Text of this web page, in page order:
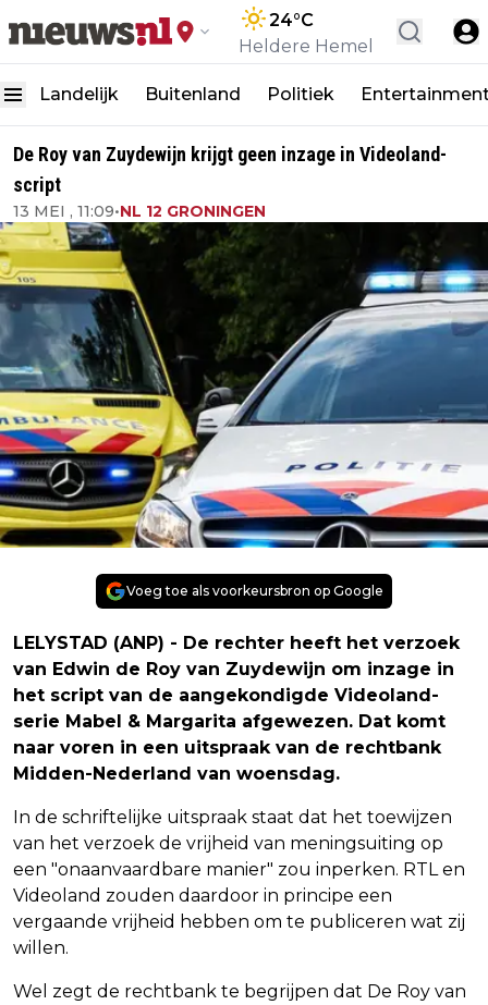
24°C
Heldere Hemel
Landelijk Buitenland Politiek
De Roy van Zuydewijn krijgt geen inzage in Videoland-
script
13 MEI , 11:09•NL 12 GRONINGEN
Voeg toe als voorkeursbron op Google
LELYSTAD (ANP) - De rechter heeft het verzoek
van Edwin de Roy van Zuydewijn om inzage in
het script van de aangekondigde Videoland-
serie Mabel & Margarita afgewezen. Dat komt
naar voren in een uitspraak van de rechtbank
Midden-Nederland van woensdag.
In de schriftelijke uitspraak staat dat het toewijzen
van het verzoek de vrijheid van meningsuiting op
een "onaanvaardbare manier" zou inperken. RTL en
Videoland zouden daardoor in principe een
vergaande vrijheid hebben om te publiceren wat zij
willen.
Wel zegt de rechtbank te begrijpen dat De Roy van